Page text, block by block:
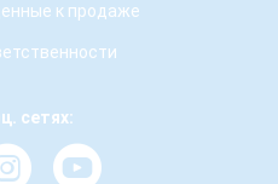
к продаже
сетях: